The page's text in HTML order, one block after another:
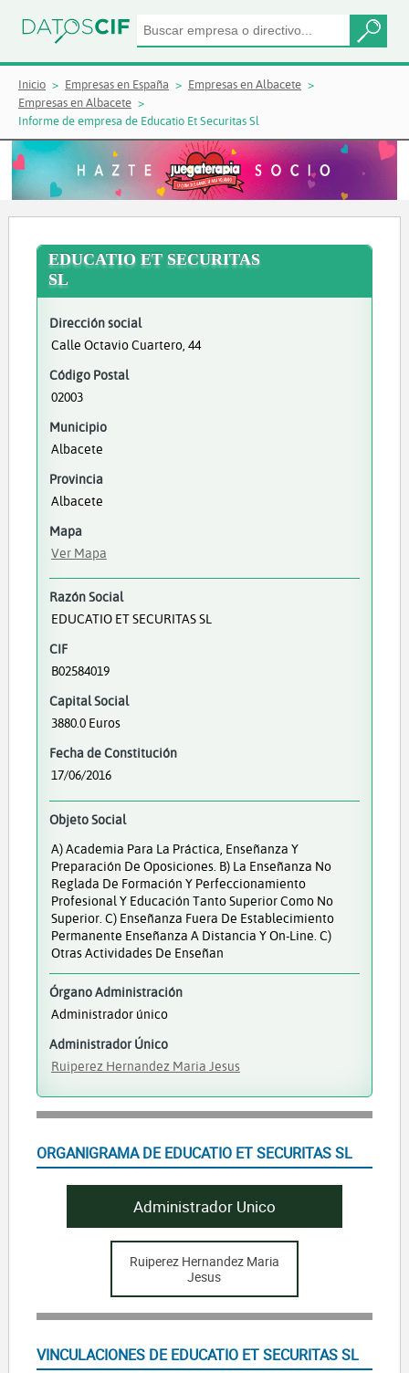
Inicio Empresas en España
Empresas en Albacete
Empresas en Albacete
Informe de empresa de Educatio Et Securitas Sl
EDUCATIO ET SECURITAS
SL
Dirección social
Calle Octavio Cuartero, 44
Código Postal
02003
Municipio
Albacete
Provincia
Albacete
Mapa
Ver Mapa
Razón Social
EDUCATIO ET SECURITAS SL
CIF
B02584019
Capital Social
3880.0 Euros
Fecha de Constitución
17/06/2016
Objeto Social
A) Academia Para La Práctica, Enseñanza Y
Preparación De Oposiciones. B) La Enseñanza No
Reglada De Formación Y Perfeccionamiento
Profesional Y Educación Tanto Superior Como No
Superior. C) Enseñanza Fuera De Establecimiento
Permanente Enseñanza A Distancia Y On-Line. C)
Otras Actividades De Enseñan
Órgano Administración
Administrador único
Administrador Único
Ruiperez Hernandez Maria Jesus
ORGANIGRAMA DE EDUCATIO ET SECURITAS SL
Administrador Unico
Ruiperez Hernandez Maria
Jesus
VINCULACIONES DE EDUCATIO ET SECURITAS SL